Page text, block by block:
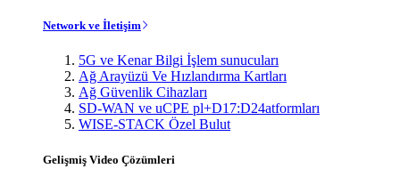
Network ve İletişim
5G ve Kenar Bilgi İşlem sunucuları
Ağ Arayüzü Ve Hızlandırma Kartları
Ağ Güvenlik Cihazları
SD-WAN ve uCPE pl+D17:D24atformları
WISE-STACK Özel Bulut
Gelişmiş Video Çözümleri